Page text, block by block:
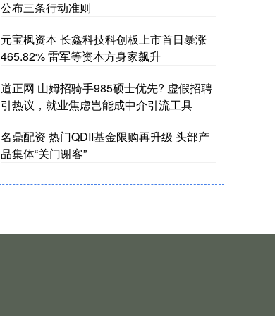
公布三条行动准则
元宝枫资本 长鑫科技科创板上市首日暴涨
465.82% 雷军等资本方身家飙升
道正网 山姆招骑手985硕士优先? 虚假招聘
引热议，就业焦虑岂能成中介引流工具
名鼎配资 热门QDII基金限购再升级 头部产
品集体“关门谢客”